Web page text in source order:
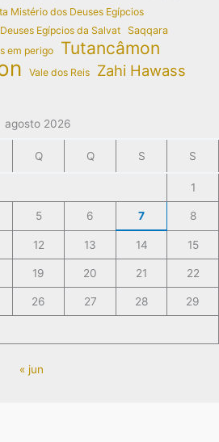
Mistério dos Deuses Egípcios
Egípcios da Salvat
Saqqara
em perigo
Tutancâmon
Vale dos Reis Zahi Hawass
agosto 2026
Q Q S S
1
5 6 7 8
12 13 14 15
19 20 21 22
26 27 28 29
« jun